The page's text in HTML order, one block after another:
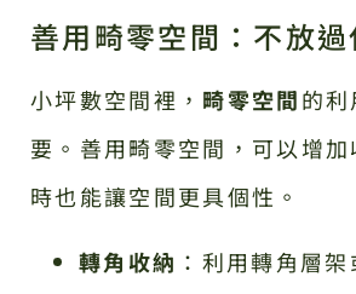
善用畸零空間：不放
小坪數空間裡， 畸零空間的
要。善用畸零空間，可以增
時也能讓空間更具個性。
轉角收納 ：利用轉角層